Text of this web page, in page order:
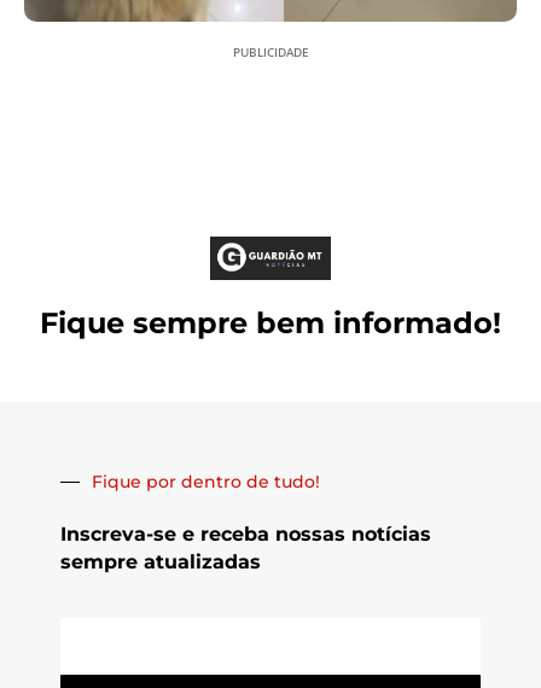
PUBLICIDADE
Fique sempre bem informado!
Fique por dentro de tudo!
Inscreva-se e receba nossas notícias
sempre atualizadas